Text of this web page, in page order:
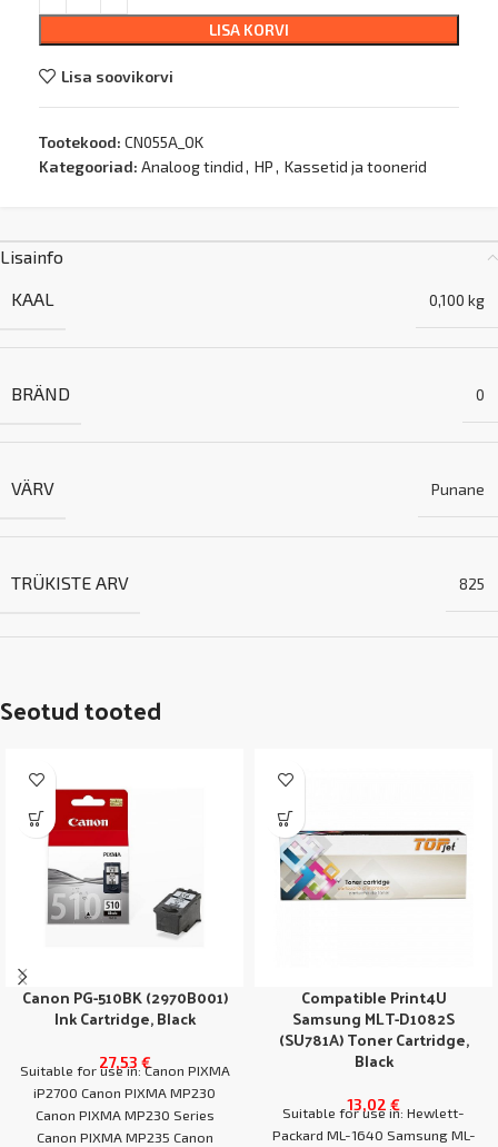
LISA KORVI
Lisa soovikorvi
Tootekood: CN055A_OK
Kategooriad: Analoog tindid, HP, Kassetid ja toonerid
Lisainfo
KAAL
0,100 kg
BRÄND 0
VÄRV Punane
TRÜKISTE ARV 825
Seotud tooted
Canon PG-510BK (2970B001)
Ink Cartridge, Black
27,53 €
Suitable for use in: Canon PIXMA
iP2700 Canon PIXMA MP230
Canon PIXMA MP230 Series
Canon PIXMA MP235 Canon
Compatible Print4U
Samsung MLT-D1082S
(SU781A) Toner Cartridge,
Black
13,02 €
Suitable for use in: Hewlett-
Packard ML-1640 Samsung ML-